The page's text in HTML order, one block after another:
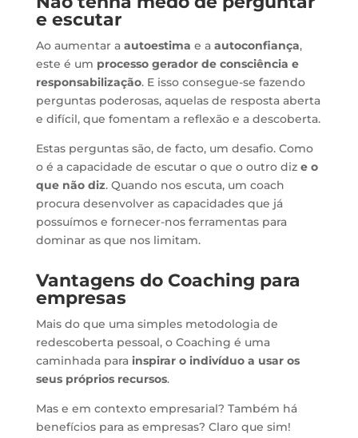
e escutar
Ao aumentar a autoestima e a autoconfiança,
este é um processo gerador de consciência e
responsabilização. E isso consegue-se fazendo
perguntas poderosas, aquelas de resposta aberta
e difícil, que fomentam a reflexão e a descoberta.
Estas perguntas são, de facto, um desafio. Como
o é a capacidade de escutar o que o outro diz e o
que não diz. Quando nos escuta, um coach
procura desenvolver as capacidades que já
possuímos e fornecer-nos ferramentas para
dominar as que nos limitam.
Vantagens do Coaching para
empresas
Mais do que uma simples metodologia de
redescoberta pessoal, o Coaching é uma
caminhada para inspirar o indivíduo a usar os
seus próprios recursos.
Mas e em contexto empresarial? Também há
benefícios para as empresas? Claro que sim!